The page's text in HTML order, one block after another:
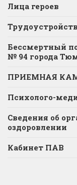
Лица героев
Бессмертный
№ 94 города
ПРИЕМНАЯ
Психолого-
Сведения об
оздоровлении
Кабинет ПАВ